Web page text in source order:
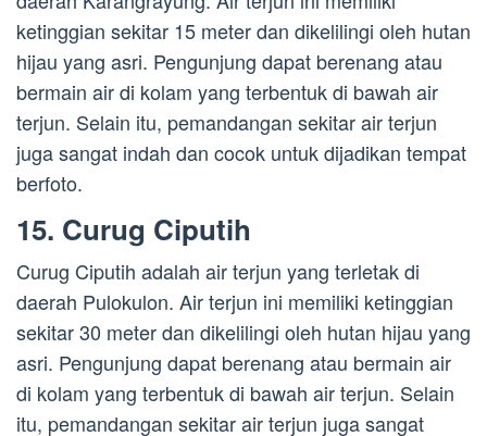
ketinggian sekitar 15 meter dan dikelilingi oleh hutan
hijau yang asri. Pengunjung dapat berenang atau
bermain air di kolam yang terbentuk di bawah air
terjun. Selain itu, pemandangan sekitar air terjun
juga sangat indah dan cocok untuk dijadikan tempat
berfoto.
15. Curug Ciputih
Curug Ciputih adalah air terjun yang terletak di
daerah Pulokulon. Air terjun ini memiliki ketinggian
sekitar 30 meter dan dikelilingi oleh hutan hijau yang
asri. Pengunjung dapat berenang atau bermain air
di kolam yang terbentuk di bawah air terjun. Selain
itu, pemandangan sekitar air terjun juga sangat